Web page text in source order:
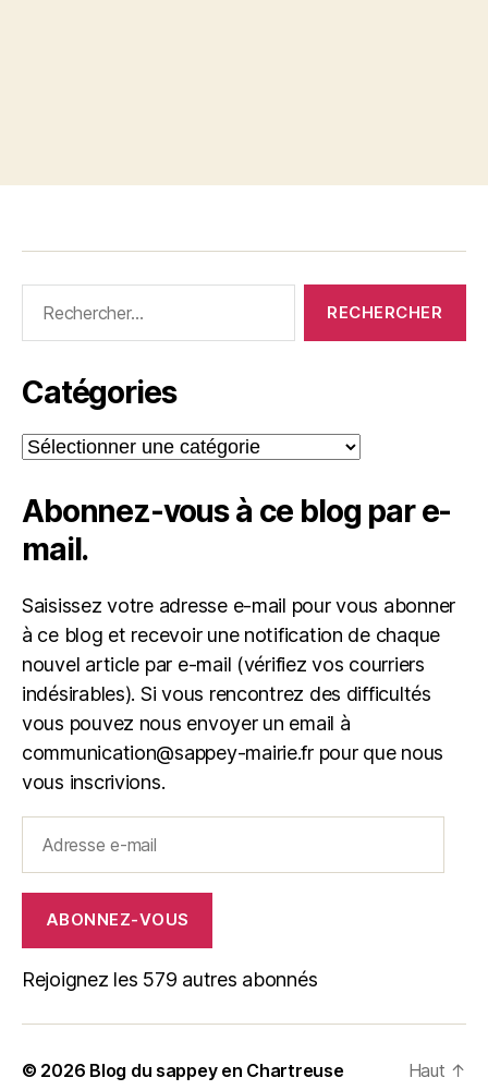
Catégories
Catégories
Abonnez-vous à ce blog par e-
mail.
Saisissez votre adresse e-mail pour vous abonner
à ce blog et recevoir une notification de chaque
nouvel article par e-mail (vérifiez vos courriers
indésirables). Si vous rencontrez des difficultés
vous pouvez nous envoyer un email à
communication@sappey-mairie.fr pour que nous
vous inscrivions.
mail
ABONNEZ-VOUS
Rejoignez les 579 autres abonnés
© 2026 Blog du sappey en Chartreuse Haut ↑